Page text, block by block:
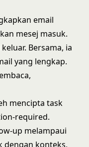
email
mesej masuk.
Bersama, ia
yang lengkap.
mencipta task
required.
up melampaui
dengan konteks,